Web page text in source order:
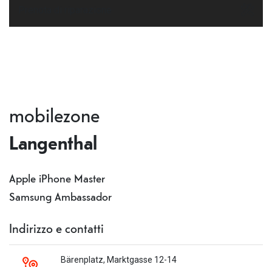
mobilezone
Langenthal
Apple iPhone Master
Samsung Ambassador
Indirizzo e contatti
Bärenplatz, Marktgasse 12-14